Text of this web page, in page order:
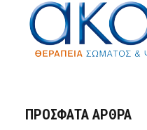
ΠΡΌΣΦΑΤΑ ΆΡΘΡΑ